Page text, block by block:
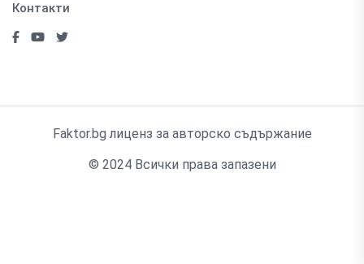
Контакти
Faktor.bg лиценз за авторско съдържание
© 2024 Всички права запазени